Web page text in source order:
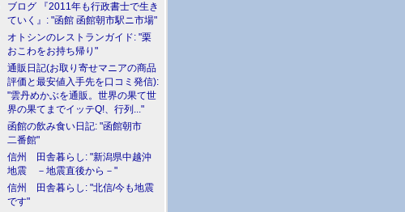
ブログ 『2011年も行政書士で生き
ていく』: "函館 函館朝市駅ニ市場"
オトシンのレストランガイド: "栗
おこわをお持ち帰り"
通販日記(お取り寄せマニアの商品
評価と最安値入手先を口コミ発信):
"雲丹めかぶを通販。世界の果て世
界の果てまでイッテQ!、行列..."
函館の飲み食い日記: "函館朝市
二番館"
信州 田舎暮らし: "新潟県中越沖
地震 －地震直後から－"
信州 田舎暮らし: "北信/今も地震
です"